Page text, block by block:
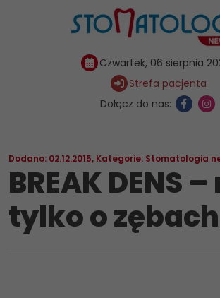
Czwartek, 06 sierpnia
Strefa pacjenta
Dołącz do nas:
Dodano: 02.12.2015, Kategorie: Stomatologia
BREAK DENS
tylko o zębach